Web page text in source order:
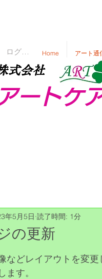
ログイン Home アート通
式会社
アートケ
の更新
年5月5日 読了時間: 1分
評価されています。
などレイアウトを変更
す。